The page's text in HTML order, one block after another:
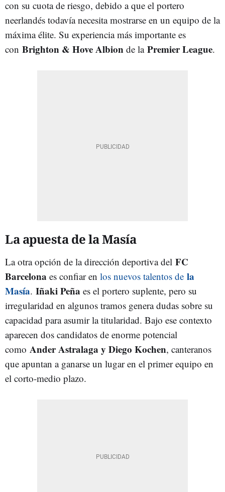
con su cuota de riesgo, debido a que el portero
neerlandés todavía necesita mostrarse en un equipo de la
máxima élite. Su experiencia más importante es
con Brighton & Hove Albion de la Premier League.
La apuesta de la Masía
La otra opción de la dirección deportiva del FC
Barcelona es confiar en los nuevos talentos de la
Masía. Iñaki Peña es el portero suplente, pero su
irregularidad en algunos tramos genera dudas sobre su
capacidad para asumir la titularidad. Bajo ese contexto
aparecen dos candidatos de enorme potencial
como Ander Astralaga y Diego Kochen, canteranos
que apuntan a ganarse un lugar en el primer equipo en
el corto-medio plazo.